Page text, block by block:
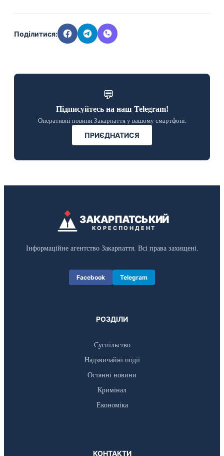
Поділитися:
💬
Підписуйтесь на наш Telegram!
Оперативні новини Закарпаття у вашому смартфоні.
ПРИЄДНАТИСЯ
ЗАКАРПАТСЬКИЙ
КОРЕСПОНДЕНТ
Інформаційне агентство Закарпаття. Всі права захищені.
Facebook Telegram
РОЗДІЛИ
Суспільство
Надзвичайні події
Останні новини
Кримінал
Економіка
КОНТАКТИ